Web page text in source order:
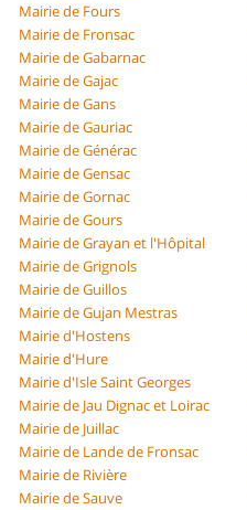
Mairie de Fours
Mairie de Fronsac
Mairie de Gabarnac
Mairie de Gajac
Mairie de Gans
Mairie de Gauriac
Mairie de Générac
Mairie de Gensac
Mairie de Gornac
Mairie de Gours
Mairie de Grayan et l'Hôpital
Mairie de Grignols
Mairie de Guillos
Mairie de Gujan Mestras
Mairie d'Hostens
Mairie d'Hure
Mairie d'Isle Saint Georges
Mairie de Jau Dignac et Loirac
Mairie de Juillac
Mairie de Lande de Fronsac
Mairie de Rivière
Mairie de Sauve